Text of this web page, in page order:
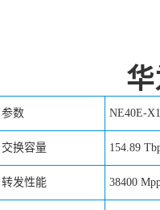
参数 NE40E-
交换容量 154.89
转发性能 38400